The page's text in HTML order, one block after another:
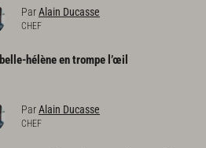
ParAlain Ducasse
CHEF
belle-hélèneentrompe l’œil
ParAlain Ducasse
CHEF